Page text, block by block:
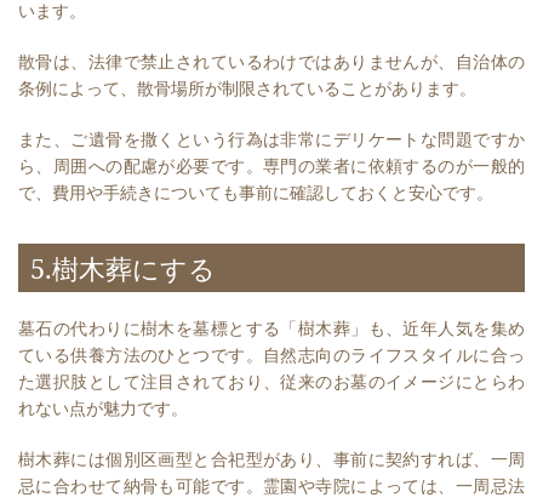
います。
散骨は、法律で禁止されているわけではありませんが、自治体の
条例によって、散骨場所が制限されていることがあります。
また、ご遺骨を撒くという行為は非常にデリケートな問題ですか
ら、周囲への配慮が必要です。専門の業者に依頼するのが一般的
で、費用や手続きについても事前に確認しておくと安心です。
5.樹木葬にする
墓石の代わりに樹木を墓標とする「樹木葬」も、近年人気を集め
ている供養方法のひとつです。自然志向のライフスタイルに合っ
た選択肢として注目されており、従来のお墓のイメージにとらわ
れない点が魅力です。
樹木葬には個別区画型と合祀型があり、事前に契約すれば、一周
忌に合わせて納骨も可能です。霊園や寺院によっては、一周忌法